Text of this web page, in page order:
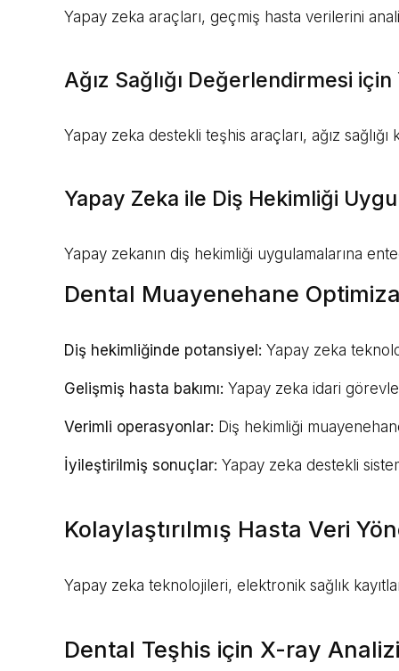
Yapay zeka araçları, geçmiş hasta verilerini
Ağız Sağlığı Değerlendirmesi
Yapay zeka destekli teşhis araçları, ağız
Yapay Zeka ile Diş Hekimliği
Yapay zekanın diş hekimliği uygulamalarına
Dental Muayenehane
Diş hekimliğinde potansiyel: Yapay zeka
Gelişmiş hasta bakımı: Yapay zeka idari
Verimli operasyonlar: Diş hekimliği
İyileştirilmiş sonuçlar: Yapay zeka destekli
Kolaylaştırılmış Hasta Veri
Yapay zeka teknolojileri, elektronik sağlık
Dental Teşhis için X-ray